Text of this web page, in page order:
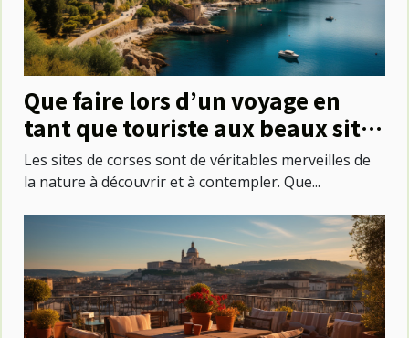
Que faire lors d’un voyage en
tant que touriste aux beaux sites
de corse ?
Les sites de corses sont de véritables merveilles de
la nature à découvrir et à contempler. Que...